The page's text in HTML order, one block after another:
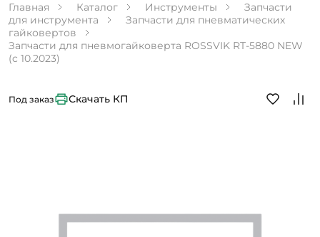
Главная Каталог Инструменты
Запчасти
для инструмента
Запчасти для пневматических
гайковертов
Запчасти для пневмогайковерта ROSSVIK RT-5880 NEW
(c 10.2023)
Под заказ Скачать КП